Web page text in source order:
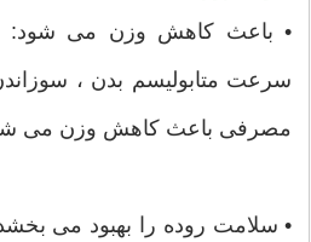
• باعث کاهش وزن می شود:
سرعت متابولیسم بدن ،
مصرفی باعث کاهش وزن می
• سلامت روده را بهبود می